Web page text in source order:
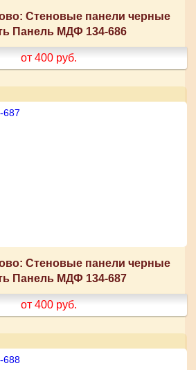
Стеновые панели черные
Панель МДФ 134-686
от 400 руб.
Стеновые панели черные
Панель МДФ 134-687
от 400 руб.